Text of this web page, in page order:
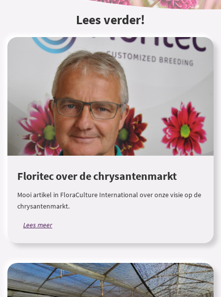
Lees verder!
Floritec over de chrysantenmarkt
Mooi artikel in FloraCulture International over onze visie op de
chrysantenmarkt.
Lees meer